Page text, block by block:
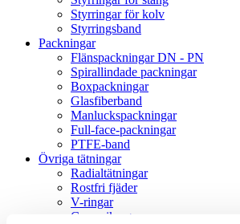
Styrringar för kolv
Styrringsband
Packningar
Flänspackningar DN - PN
Spirallindade packningar
Boxpackningar
Glasfiberband
Manluckspackningar
Full-face-packningar
PTFE-band
Övriga tätningar
Radialtätningar
Rostfri fjäder
V-ringar
Gummikragar